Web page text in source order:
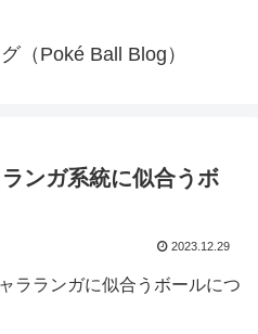
（Poké Ball Blog）
ンガ系統に似合うボ
2023.12.29
ラランガに似合うボールにつ